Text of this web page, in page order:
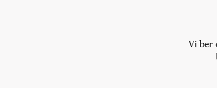
Vi ber